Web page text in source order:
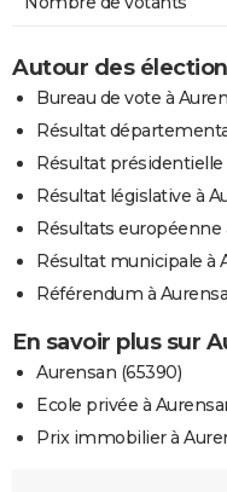
Autour des
Bureau de vote à
Résultat
Résultat présidentielle
Résultat législative à
Résultats européenne
Résultat municipale à
Référendum à
En savoir plus sur
Aurensan (65390)
Ecole privée à
Prix immobilier à